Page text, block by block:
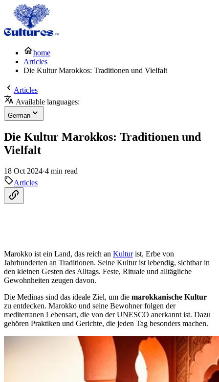
home
Articles
Die Kultur Marokkos: Traditionen und Vielfalt
Articles
Available languages:
German
Die Kultur Marokkos: Traditionen und
Vielfalt
18 Oct 2024·4 min read
Articles
Marokko ist ein Land, das reich an Kulturist, Erbe von
Jahrhunderten an Traditionen. Seine Kultur ist lebendig, sichtbar in
den kleinen Gesten des Alltags. Feste, Rituale und alltägliche
Gewohnheiten zeugen davon.
Die Medinas sind das ideale Ziel, um die marokkanische Kultur
zu entdecken. Marokko und seine Bewohner folgen der
mediterranen Lebensart, die von der UNESCO anerkannt ist. Dazu
gehören Praktiken und Gerichte, die jeden Tag besonders machen.